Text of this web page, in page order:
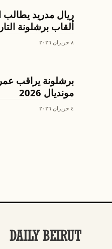
كرة القدم
ريال مدريد يطالب
ألقاب برشلونة
٨ حزيران ٢٠٢٦
كرة القدم
برشلونة يراقب
مونديال 2026
٤ حزيران ٢٠٢٦